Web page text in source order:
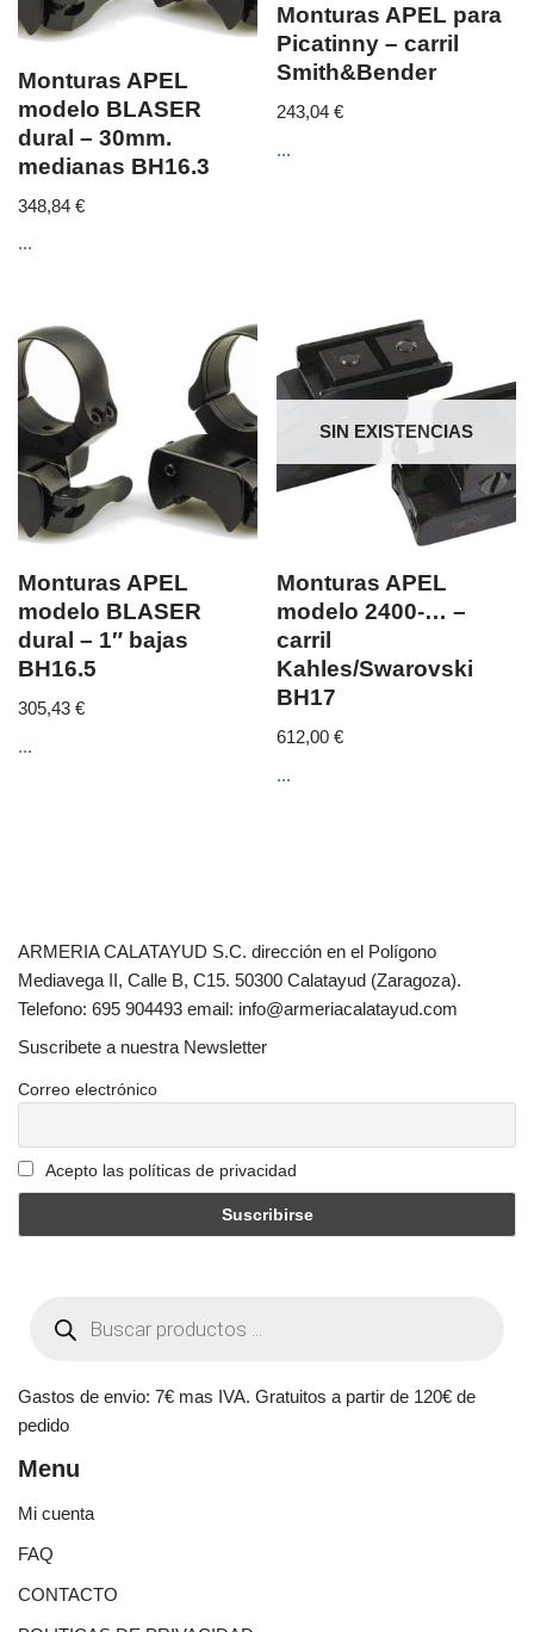
Monturas APEL
modelo BLASER
dural – 30mm.
medianas BH16.3
348,84 €
...
Monturas APEL para
Picatinny – carril
Smith&Bender
243,04€
...
Monturas APEL
modelo BLASER
dural – 1″ bajas
BH16.5
305,43 €
...
SIN EXISTENCIAS
Monturas APEL
modelo 2400-… –
carril
Kahles/Swarovski
BH17
612,00€
...
ARMERIA CALATAYUD S.C. dirección en el Polígono
Mediavega II, Calle B, C15. 50300 Calatayud (Zaragoza).
Telefono: 695 904493 email: info@armeriacalatayud.com
Suscribete a nuestra Newsletter
Correo electrónico
Acepto las políticas de privacidad
Gastos de envio: 7€ mas IVA. Gratuitos a partir de 120€ de
pedido
Menu
Mi cuenta
FAQ
CONTACTO